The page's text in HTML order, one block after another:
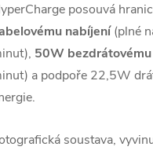
posouvá
nabíjení(plné
50W
a podpoře 22,5W
soustava,